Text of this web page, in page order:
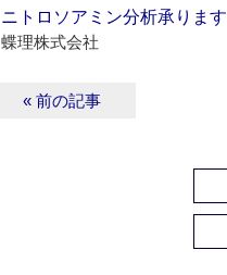
ニトロソアミン分析承りま
蝶理株式会社
« 前の記事